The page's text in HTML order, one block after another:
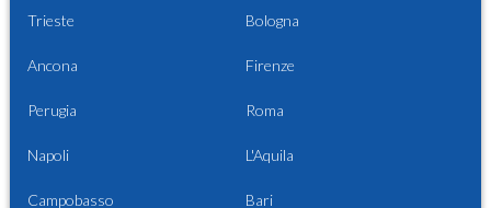
Trieste Bologna
Ancona Firenze
Perugia Roma
Napoli L'Aquila
Campobasso Bari